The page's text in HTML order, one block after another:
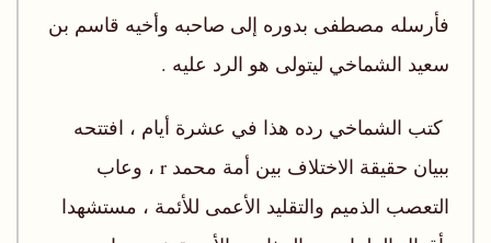
فأرسله مصطفى بدوره إلى صاحبه وأخيه قاسم بن
سعيد الشماخي ليتولى هو الرد عليه .
كتب الشماخي رده هذا في عشرة أيام ، افتتحه
ببيان حقيقة الاختلاف بين أمة محمد r ، وعاب
التعصب الذميم والتقليد الأعمى للأئمة ، مستشهدا